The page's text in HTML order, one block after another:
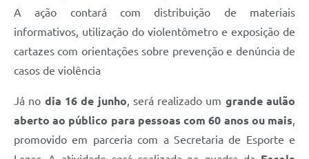
A ação contará com distribuição de materiais
informativos, utilização do violentômetro e exposição de
cartazes com orientações sobre prevenção e denúncia de
casos de violência
Já no dia 16 de junho , será realizado um grande aulão
aberto ao público para pessoas com 60 anos ou mais
promovido em parceria com a Secretaria de Esporte e